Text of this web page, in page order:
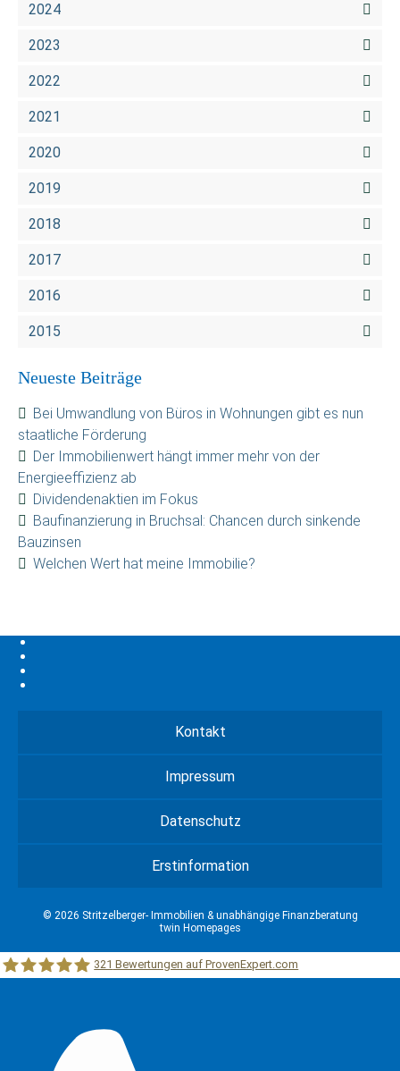
2024
2023
2022
2021
2020
2019
2018
2017
2016
2015
Neueste Beiträge
Bei Umwandlung von Büros in Wohnungen gibt es nun
staatliche Förderung
Der Immobilienwert hängt immer mehr von der
Energieeffizienz ab
Dividendenaktien im Fokus
Baufinanzierung in Bruchsal: Chancen durch sinkende
Bauzinsen
Welchen Wert hat meine Immobilie?
Kontakt
Impressum
Datenschutz
Erstinformation
© 2026 Stritzelberger- Immobilien & unabhängige Finanzberatung
twin Homepages
321 Bewertungen auf ProvenExpert.com